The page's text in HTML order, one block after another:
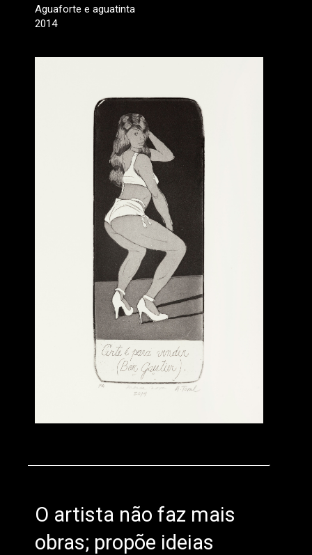
Aguaforte e aguatinta
2014
O artista não faz mais
obras; propõe ideias